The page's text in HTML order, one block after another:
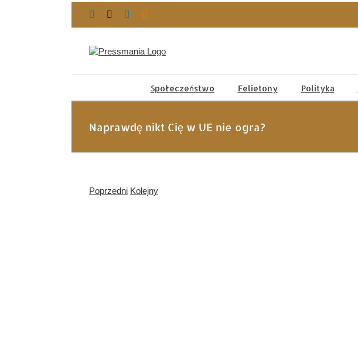
Facebook LinkedIn
Społeczeństwo Felietony Polityka
Naprawdę nikt Cię w UE nie ogra?
Poprzedni Kolejny